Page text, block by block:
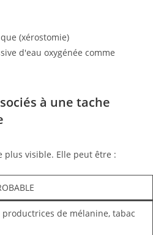
(xérostomie)
d'eau oxygénée comme
à une tache
plus visible. Elle peut être :
productrices de mélanine, tabac